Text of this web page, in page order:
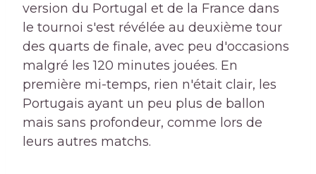
version du Portugal et de la France dans
le tournoi s'est révélée au deuxième tour
des quarts de finale, avec peu d'occasions
malgré les 120 minutes jouées. En
première mi-temps, rien n'était clair, les
Portugais ayant un peu plus de ballon
mais sans profondeur, comme lors de
leurs autres matchs.